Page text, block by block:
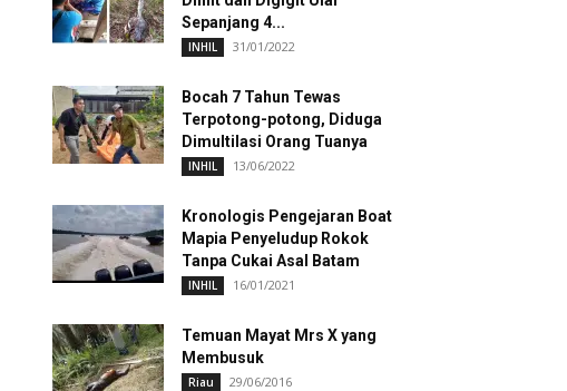
Sepanjang 4...
INHIL 31/01/2022
Bocah 7 Tahun Tewas
Terpotong-potong, Diduga
Dimultilasi Orang Tuanya
INHIL 13/06/2022
Kronologis Pengejaran Boat
Mapia Penyeludup Rokok
Tanpa Cukai Asal Batam
INHIL 16/01/2021
Temuan Mayat Mrs X yang
Membusuk
Riau 29/06/2016